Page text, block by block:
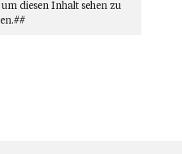
um diesen Inhalt sehen zu